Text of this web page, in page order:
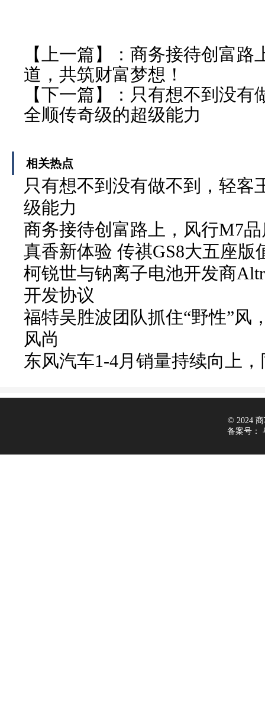
【上一篇】： 商务接待创富路
道，共筑财富梦想！
【下一篇】： 只有想不到没有
全顺传奇级的超级能力
相关热点
只有想不到没有做不到，轻客
级能力
商务接待创富路上，风行M7
真香新体验 传祺GS8大五座版
柯锐世与钠离子电池开发商
开发协议
福特吴胜波团队抓住“野性”风
风尚
东风汽车1-4月销量持续向上，
© 2024 商
备案号：